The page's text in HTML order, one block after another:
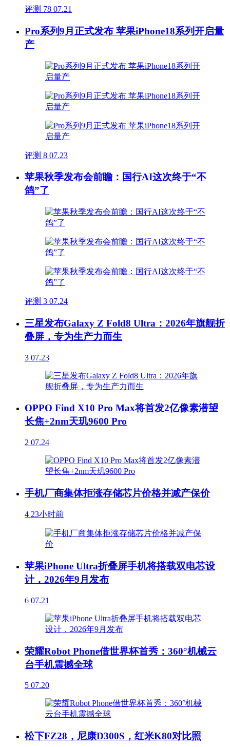
评测 78 07.21
Pro系列9月正式发布 苹果iPhone18系列开启量
产
评测 8 07.23
苹果秋季发布会前瞻：国行AI这次终于“不
鸽”了
评测 3 07.24
三星发布Galaxy Z Fold8 Ultra：2026年旗舰折
叠屏，专为生产力而生
3 07.23
OPPO Find X10 Pro Max将首发2亿像素潜望
长焦+2nm天玑9600 Pro
2 07.24
手机厂商集体拒涨存储芯片价格并减产保价
4 23小时前
苹果iPhone Ultra折叠屏手机将搭载双电芯设
计，2026年9月发布
6 07.21
荣耀Robot Phone借世界杯首秀：360°机械云
台手机震撼全球
5 07.20
松下FZ28，尼康D300S，红米K80对比照